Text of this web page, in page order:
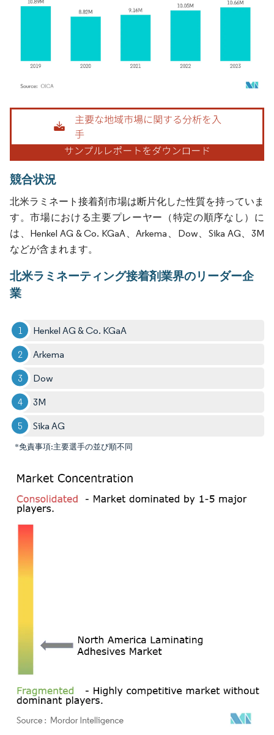
画像 © Mordor Intelligence。再利用にはCC BY 4.0の表示が必要です。
競合状況
北米ラミネート接着剤市場は断片化した性質を持っていま
す。市場における主要プレーヤー（特定の順序なし）に
は、Henkel AG & Co. KGaA、Arkema、Dow、Sika AG、3M
などが含まれます。
北米ラミネーティング接着剤業界のリーダー企
業
Henkel AG & Co. KGaA
Arkema
Dow
3M
Sika AG
*免責事項:主要選手の並び順不同